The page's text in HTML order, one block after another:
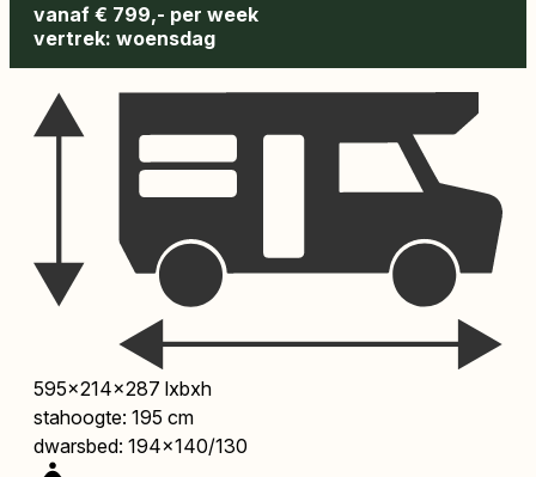
vanaf € 799,- per week
vertrek: woensdag
595x214x287 lxbxh
stahoogte: 195 cm
dwarsbed: 194x140/130